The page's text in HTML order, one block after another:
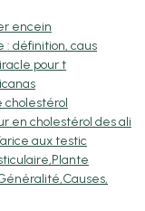
encein
: définition, caus
pour t
cholestérol
en cholestérol des ali
aux testic